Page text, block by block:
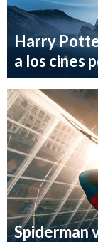
Harry
a los cines
Spiderman